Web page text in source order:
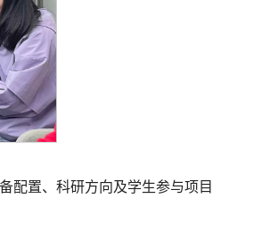
配置、科研方向及学生参与项目